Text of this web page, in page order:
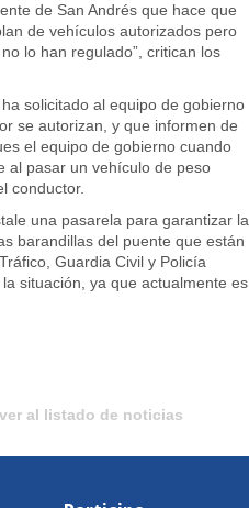
de San Andrés que hace que
de vehículos autorizados pero
lo han regulado”, critican los
solicitado al equipo de gobierno
se autorizan, y que informen de
el equipo de gobierno cuando
al pasar un vehículo de peso
conductor.
una pasarela para garantizar la
barandillas del puente que están
Guardia Civil y Policía
situación, ya que actualmente es
al listado de noticias